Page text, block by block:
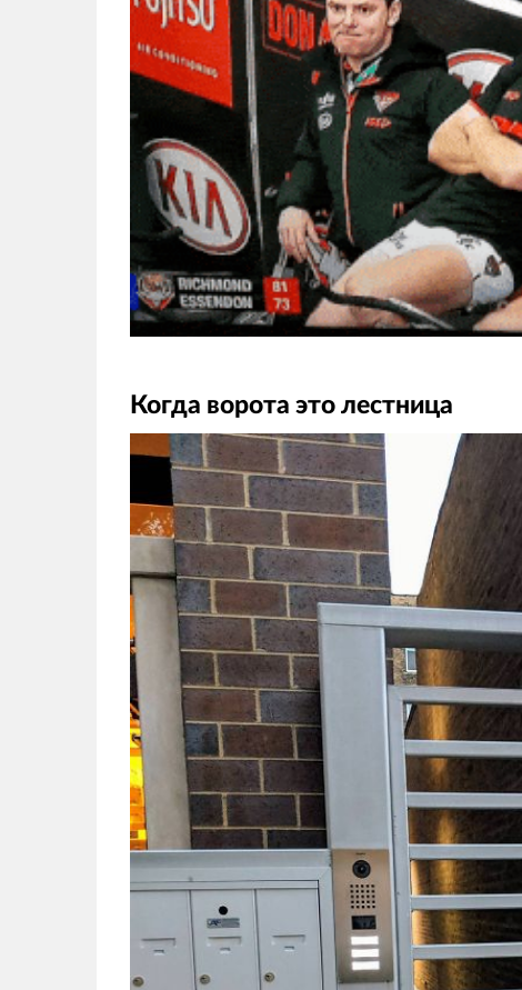
Когда ворота это лестница